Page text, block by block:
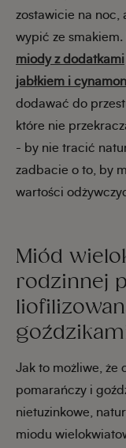
zostawicie na noc,
wypić ze smakiem.
miody z dodatkami
jabłkiem i
dodawać do
które nie
- by nie tracić
zadbacie o to, by
wartości
Miód
rodzinnej
Jak to możliwe, że
pomarańczy i
nietuzinkowe,
miodu